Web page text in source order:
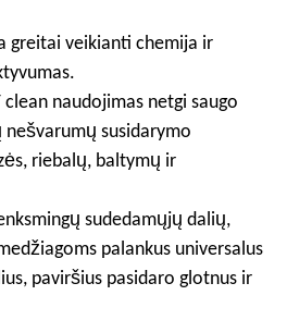
greitai veikianti chemija ir
clean naudojimas netgi saugo
susidarymo
riebalų, baltymų ir
sudedamųjų dalių,
palankus universalus
paviršius pasidaro glotnus ir